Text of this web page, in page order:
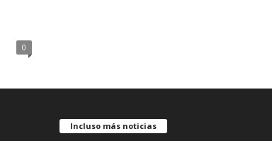
0
Incluso más noticias